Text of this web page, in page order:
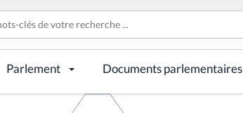
Parlement Documents parlementaires